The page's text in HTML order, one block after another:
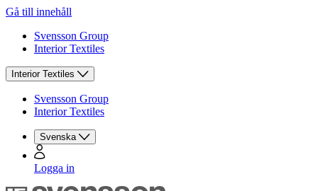
Gå till innehåll
Svensson Group
Interior Textiles
Interior Textiles
Svensson Group
Interior Textiles
Svenska
Logga in